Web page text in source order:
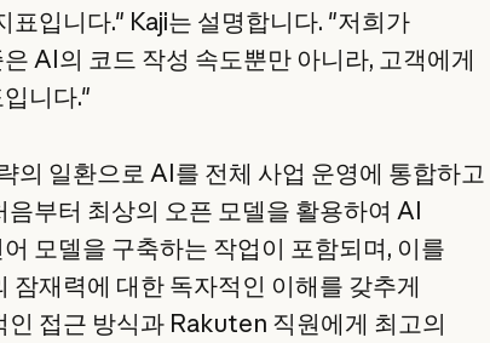
표입니다." Kaji는 설명합니다. "저희가
AI의 코드 작성 속도뿐만 아니라, 고객에게
니다."
일환으로 AI를 전체 사업 운영에 통합하고
음부터 최상의 오픈 모델을 활용하여 AI
모델을 구축하는 작업이 포함되며, 이를
잠재력에 대한 독자적인 이해를 갖추게
인 접근 방식과 Rakuten 직원에게 최고의